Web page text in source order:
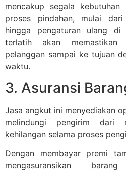
mencakup segala
proses pindahan, mulai
hingga pengaturan ulang
terlatih akan memastikan
pelanggan sampai ke tujuan
waktu.
3. Asuransi
Jasa angkut ini menyediakan
melindungi pengirim dari
kehilangan selama proses
Dengan membayar premi
mengasuransikan